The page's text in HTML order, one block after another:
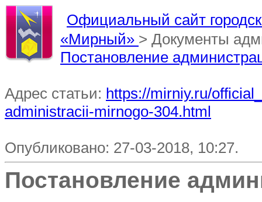
Официальный сайт
«Мирный» > Документы
Постановление
Адрес статьи: https://mirniy.ru/
administracii-mirnogo-304.html
Опубликовано: 27-03-2018, 10:27.
Постановление